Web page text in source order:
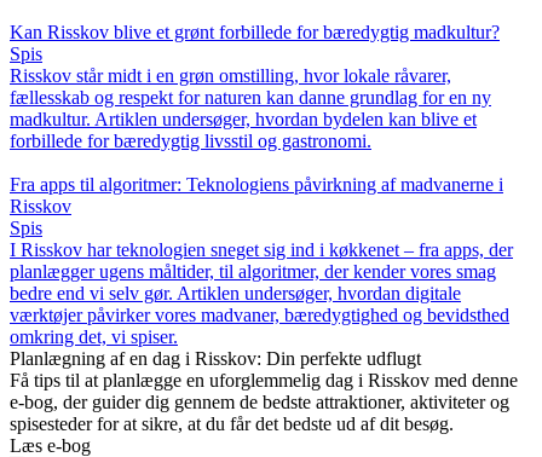
Kan Risskov blive et grønt forbillede for bæredygtig madkultur?
Spis
Risskov står midt i en grøn omstilling, hvor lokale råvarer,
fællesskab og respekt for naturen kan danne grundlag for en ny
madkultur. Artiklen undersøger, hvordan bydelen kan blive et
forbillede for bæredygtig livsstil og gastronomi.
Fra apps til algoritmer: Teknologiens påvirkning af madvanerne i
Risskov
Spis
I Risskov har teknologien sneget sig ind i køkkenet – fra apps, der
planlægger ugens måltider, til algoritmer, der kender vores smag
bedre end vi selv gør. Artiklen undersøger, hvordan digitale
værktøjer påvirker vores madvaner, bæredygtighed og bevidsthed
omkring det, vi spiser.
Planlægning af en dag i Risskov: Din perfekte udflugt
Få tips til at planlægge en uforglemmelig dag i Risskov med denne
e-bog, der guider dig gennem de bedste attraktioner, aktiviteter og
spisesteder for at sikre, at du får det bedste ud af dit besøg.
Læs e-bog